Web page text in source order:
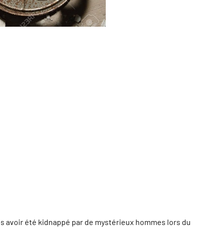
avoir été kidnappé par de mystérieux hommes lors du